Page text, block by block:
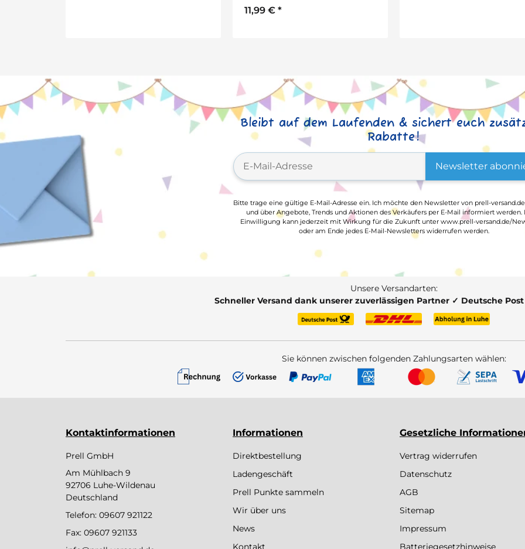
Bleibt auf dem Laufenden & sichert euch
Rabatte!
Newsletter
Bitte trage eine gültige E-Mail-Adresse ein. Ich möchte den Newsletter von prell-
und über Angebote, Trends und Aktionen des Verkäufers per E-Mail informiert werden.
Einwilligung kann jederzeit mit Wirkung für die Zukunft unter www.prell-versand.de/
oder am Ende jedes E-Mail-Newsletters widerrufen werden.
Unsere Versandarten:
Schneller Versand dank unserer zuverlässigen Partner ✓ Deutsche
Sie können zwischen folgenden Zahlungsarten wählen:
Kontaktinformationen
Prell GmbH
Am Mühlbach 9
92706 Luhe-Wildenau
Deutschland
Telefon: 09607 921122
Fax: 09607 921133
Informationen
Direktbestellung
Ladengeschäft
Prell Punkte sammeln
Wir über uns
News
Kontakt
Gesetzliche
Vertrag widerrufen
Datenschutz
AGB
Sitemap
Impressum
Batteriegesetzhinweise